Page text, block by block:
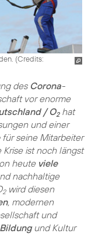
(Credits:
des Corona-
vor enorme
/ O2hat
und einer
für seine Mitarbeiter
ist noch längst
heute viele
nachhaltige
2wird diesen
, modernen
und
und Kultur